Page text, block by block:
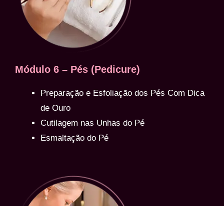
Módulo 6 – Pés (Pedicure)
Preparação e Esfoliação dos Pés Com Dica
de Ouro
Cutilagem nas Unhas do Pé
Esmaltação do Pé